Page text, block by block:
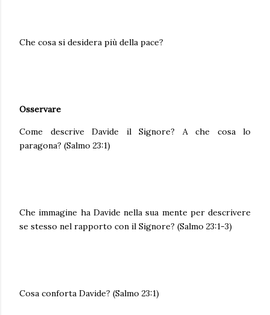
Che cosa si desidera più della pace?
Osservare
Come descrive Davide il Signore? A che cosa lo
paragona? (Salmo 23:1)
Che immagine ha Davide nella sua mente per descrivere
se stesso nel rapporto con il Signore? (Salmo 23:1-3)
Cosa conforta Davide? (Salmo 23:1)